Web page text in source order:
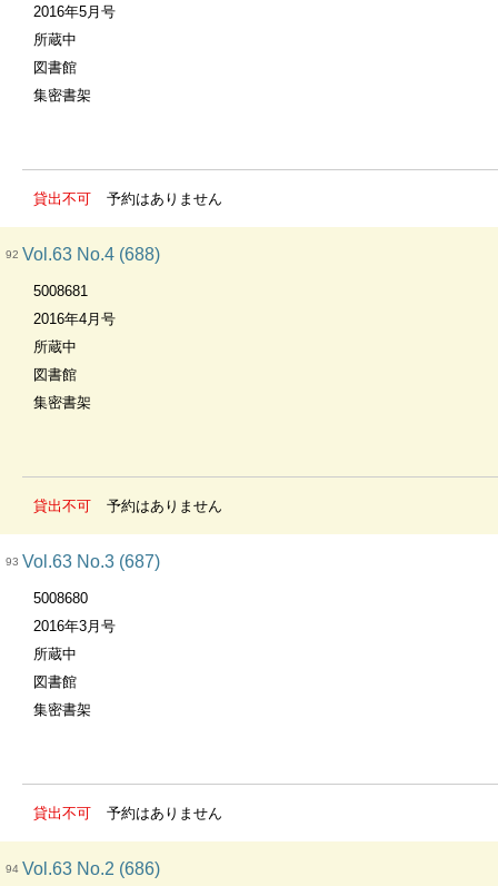
2016年5月号
所蔵中
図書館
集密書架
貸出不可 予約はありません
92 Vol.63 No.4 (688)
5008681
2016年4月号
所蔵中
図書館
集密書架
貸出不可 予約はありません
93 Vol.63 No.3 (687)
5008680
2016年3月号
所蔵中
図書館
集密書架
貸出不可 予約はありません
94 Vol.63 No.2 (686)